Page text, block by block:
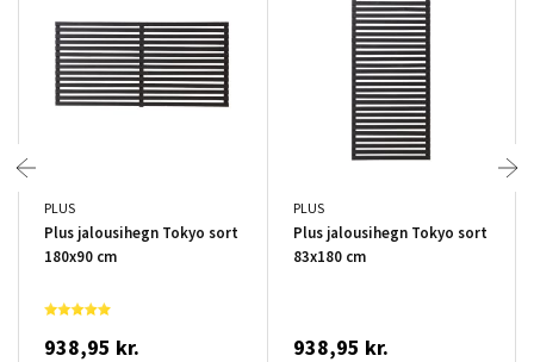
PLUS
Plus jalousihegn Tokyo sort
180x90 cm
938,95 kr.
PLUS
Plus jalousihegn Tokyo sort
83x180 cm
938,95 kr.